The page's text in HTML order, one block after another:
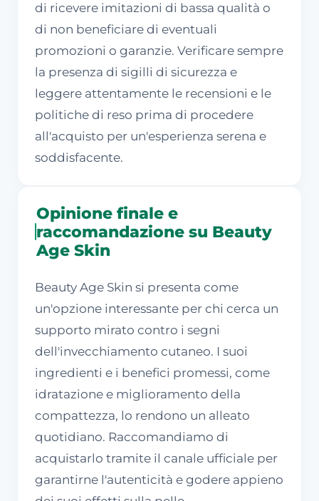
di ricevere imitazioni di bassa qualità o
di non beneficiare di eventuali
promozioni o garanzie. Verificare sempre
la presenza di sigilli di sicurezza e
leggere attentamente le recensioni e le
politiche di reso prima di procedere
all'acquisto per un'esperienza serena e
soddisfacente.
Opinione finale e
raccomandazione su Beauty
Age Skin
Beauty Age Skin si presenta come
un'opzione interessante per chi cerca un
supporto mirato contro i segni
dell'invecchiamento cutaneo. I suoi
ingredienti e i benefici promessi, come
idratazione e miglioramento della
compattezza, lo rendono un alleato
quotidiano. Raccomandiamo di
acquistarlo tramite il canale ufficiale per
garantirne l'autenticità e godere appieno